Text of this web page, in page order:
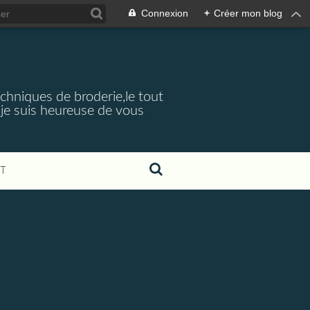
Connexion + Créer mon blog
de broderie,le tout
suis heureuse de vous